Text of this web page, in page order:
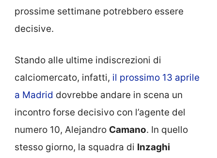
prossime settimane potrebbero essere
decisive.
Stando alle ultime indiscrezioni di
calciomercato, infatti, il prossimo 13 aprile
a Madrid dovrebbe andare in scena un
incontro forse decisivo con l’agente del
numero 10, Alejandro Camano. In quello
stesso giorno, la squadra di Inzaghi